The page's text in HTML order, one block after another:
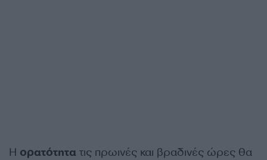
Η ορατότητα τις πρωινές και βραδινές ώρες θα